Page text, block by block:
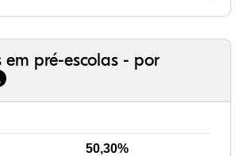
pré-escolas - por
50,30%